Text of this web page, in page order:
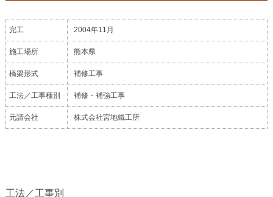
完工 2004年11月
施工場所 熊本県
橋梁形式 補修工事
工法／工事種別 補修・補強工事
元請会社 株式会社宮地鐵工所
工法／工事別